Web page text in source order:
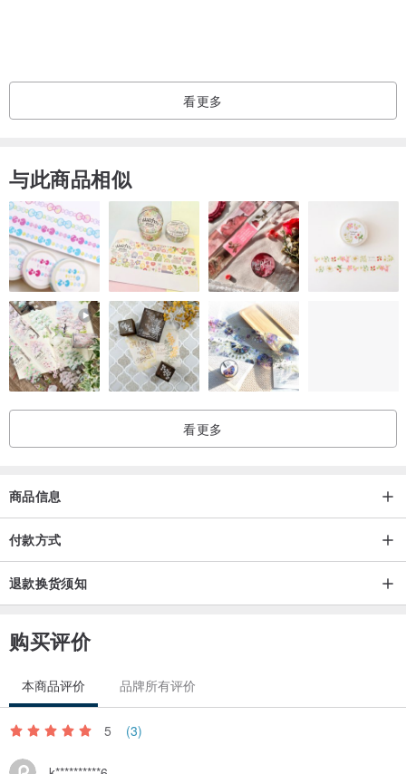
看更多
与此商品相似
看更多
商品信息
付款方式
退款换货须知
购买评价
本商品评价 品牌所有评价
5 (3)
k**********6